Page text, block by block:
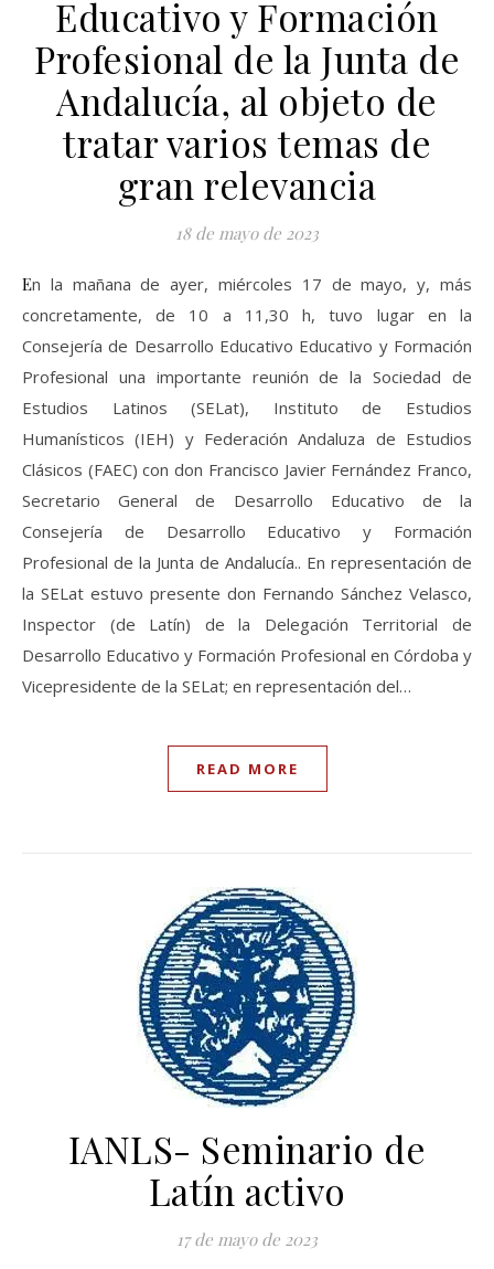
Educativo y Formación
Profesional de la Junta de
Andalucía, al objeto de
tratar varios temas de
gran relevancia
18 de mayo de 2023
En la mañana de ayer, miércoles 17 de mayo, y, más
concretamente, de 10 a 11,30 h, tuvo lugar en la
Consejería de Desarrollo Educativo Educativo y Formación
Profesional una importante reunión de la Sociedad de
Estudios Latinos (SELat), Instituto de Estudios
Humanísticos (IEH) y Federación Andaluza de Estudios
Clásicos (FAEC) con don Francisco Javier Fernández Franco,
Secretario General de Desarrollo Educativo de la
Consejería de Desarrollo Educativo y Formación
Profesional de la Junta de Andalucía.. En representación de
la SELat estuvo presente don Fernando Sánchez Velasco,
Inspector (de Latín) de la Delegación Territorial de
Desarrollo Educativo y Formación Profesional en Córdoba y
Vicepresidente de la SELat; en representación del…
READ MORE
IANLS- Seminario de
Latín activo
17 de mayo de 2023